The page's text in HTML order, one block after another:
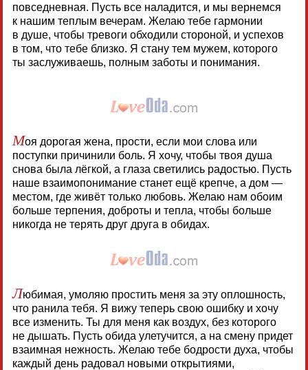
повседневная. Пусть все наладится, и мы вернемся
к нашим теплым вечерам. Желаю тебе гармонии
в душе, чтобы тревоги обходили стороной, и успехов
в том, что тебе близко. Я стану тем мужем, которого
ты заслуживаешь, полным заботы и понимания.
Моя дорогая жена, прости, если мои слова или
поступки причинили боль. Я хочу, чтобы твоя душа
снова была лёгкой, а глаза светились радостью. Пусть
наше взаимопонимание станет ещё крепче, а дом —
местом, где живёт только любовь. Желаю нам обоим
больше терпения, доброты и тепла, чтобы больше
никогда не терять друг друга в обидах.
Любимая, умоляю простить меня за эту оплошность,
что ранила тебя. Я вижу теперь свою ошибку и хочу
все изменить. Ты для меня как воздух, без которого
не дышать. Пусть обида улетучится, а на смену придет
взаимная нежность. Желаю тебе бодрости духа, чтобы
каждый день радовал новыми открытиями,